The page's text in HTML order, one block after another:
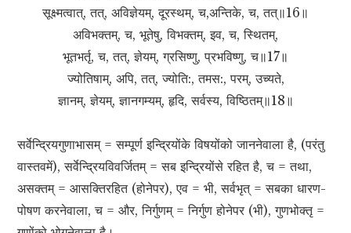
सूक्ष्मत्वात्, तत्, अविज्ञेयम्, दूरस्थम्, च,अन्तिके, च, तत्॥16॥
अविभक्तम्, च, भूतेषु, विभक्तम्, इव, च, स्थितम्,
भूतभर्तृ, च, तत्, ज्ञेयम्, ग्रसिष्णु, प्रभविष्णु, च॥17॥
ज्योतिषाम्, अपि, तत्, ज्योति:, तमस:, परम्, उच्यते,
ज्ञानम्, ज्ञेयम्, ज्ञानगम्यम्, हृदि, सर्वस्य, विष्ठितम्॥18॥
सर्वेन्द्रियगुणाभासम् = सम्पूर्ण इन्द्रियोंके विषयोंको जाननेवाला है, (परंतु
वास्तवमें), सर्वेन्द्रियविवर्जितम् = सब इन्द्रियोंसे रहित है, च = तथा,
असक्तम् = आसक्तिरहित (होनेपर), एव = भी, सर्वभृत् = सबका धारण-
पोषण करनेवाला, च = और, निर्गुणम् = निर्गुण होनेपर (भी), गुणभोक्तृ =